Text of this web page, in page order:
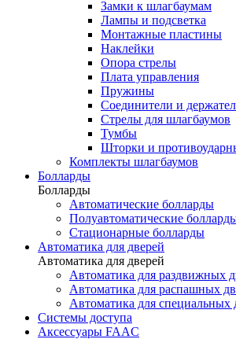
Замки к шлагбаумам
Лампы и подсветка
Монтажные пластины
Наклейки
Опора стрелы
Плата управления
Пружины
Соединители и
Стрелы для шлагбаумов
Тумбы
Шторки и
Комплекты шлагбаумов
Болларды
Болларды
Автоматические болларды
Полуавтоматические
Стационарные болларды
Автоматика для дверей
Автоматика для дверей
Автоматика для раздвижных
Автоматика для распашных
Автоматика для специальных
Системы доступа
Аксессуары FAAC